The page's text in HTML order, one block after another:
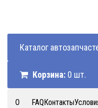
Каталог
Корзина: 0 шт.
О
FAQКонтакты